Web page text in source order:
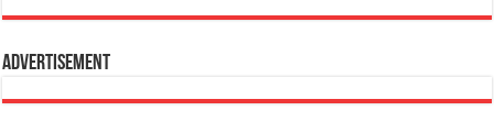
Advertisement